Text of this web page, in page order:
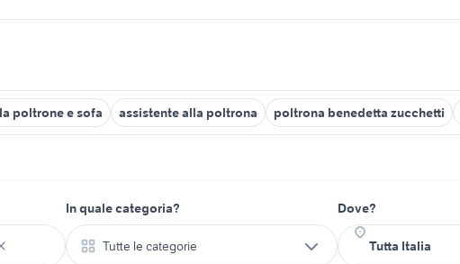
poltrone e sofa assistente alla poltrona poltrona benedetta zucchetti
In quale categoria?
Tutte le categorie
Dove?